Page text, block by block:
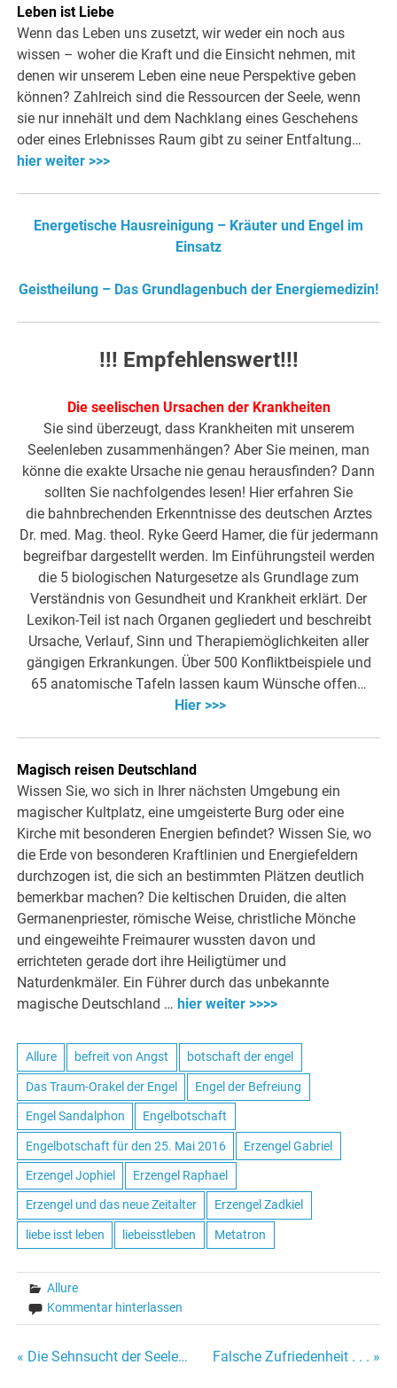
Leben ist Liebe
Wenn das Leben uns zusetzt, wir weder ein noch aus
wissen – woher die Kraft und die Einsicht nehmen, mit
denen wir unserem Leben eine neue Perspektive geben
können? Zahlreich sind die Ressourcen der Seele, wenn
sie nur innehält und dem Nachklang eines Geschehens
oder eines Erlebnisses Raum gibt zu seiner Entfaltung…
hier weiter >>>
Energetische Hausreinigung – Kräuter und Engel im
Einsatz
Geistheilung – Das Grundlagenbuch der Energiemedizin!
!!! Empfehlenswert!!!
Die seelischen Ursachen der Krankheiten
Sie sind überzeugt, dass Krankheiten mit unserem
Seelenleben zusammenhängen? Aber Sie meinen, man
könne die exakte Ursache nie genau herausfinden? Dann
sollten Sie nachfolgendes lesen! Hier erfahren Sie
die bahnbrechenden Erkenntnisse des deutschen Arztes
Dr. med. Mag. theol. Ryke Geerd Hamer, die für jedermann
begreifbar dargestellt werden. Im Einführungsteil werden
die 5 biologischen Naturgesetze als Grundlage zum
Verständnis von Gesundheit und Krankheit erklärt. Der
Lexikon-Teil ist nach Organen gegliedert und beschreibt
Ursache, Verlauf, Sinn und Therapiemöglichkeiten aller
gängigen Erkrankungen. Über 500 Konfliktbeispiele und
65 anatomische Tafeln lassen kaum Wünsche offen…
Hier >>>
Magisch reisen Deutschland
Wissen Sie, wo sich in Ihrer nächsten Umgebung ein
magischer Kultplatz, eine umgeisterte Burg oder eine
Kirche mit besonderen Energien befindet? Wissen Sie, wo
die Erde von besonderen Kraftlinien und Energiefeldern
durchzogen ist, die sich an bestimmten Plätzen deutlich
bemerkbar machen? Die keltischen Druiden, die alten
Germanenpriester, römische Weise, christliche Mönche
und eingeweihte Freimaurer wussten davon und
errichteten gerade dort ihre Heiligtümer und
Naturdenkmäler. Ein Führer durch das unbekannte
magische Deutschland … hier weiter >>>>
Allure befreit von Angst botschaft der engel
Das Traum-Orakel der Engel Engel der Befreiung
Engel Sandalphon Engelbotschaft
Engelbotschaft für den 25. Mai 2016 Erzengel Gabriel
Erzengel Jophiel Erzengel Raphael
Erzengel und das neue Zeitalter Erzengel Zadkiel
liebe isst leben liebeisstleben Metatron
Allure
Kommentar hinterlassen
« Die Sehnsucht der Seele… Falsche Zufriedenheit . . . »